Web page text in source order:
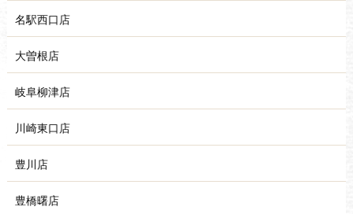
名駅西口店
大曽根店
岐阜柳津店
川崎東口店
豊川店
豊橋曙店